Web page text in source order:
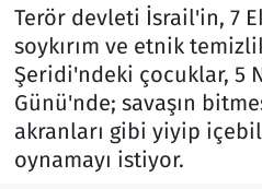
Terör devleti İsrail'in, 7
soykırım ve etnik
Şeridi'ndeki çocuklar, 5
Günü'nde; savaşın
akranları gibi yiyip
oynamayı istiyor.
Lezzet Durağı
Memur ve Kamu
Otomobil